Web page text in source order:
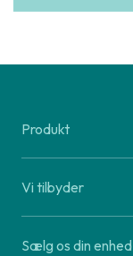
Produkt
Vi tilbyder
Sælg os din enhed